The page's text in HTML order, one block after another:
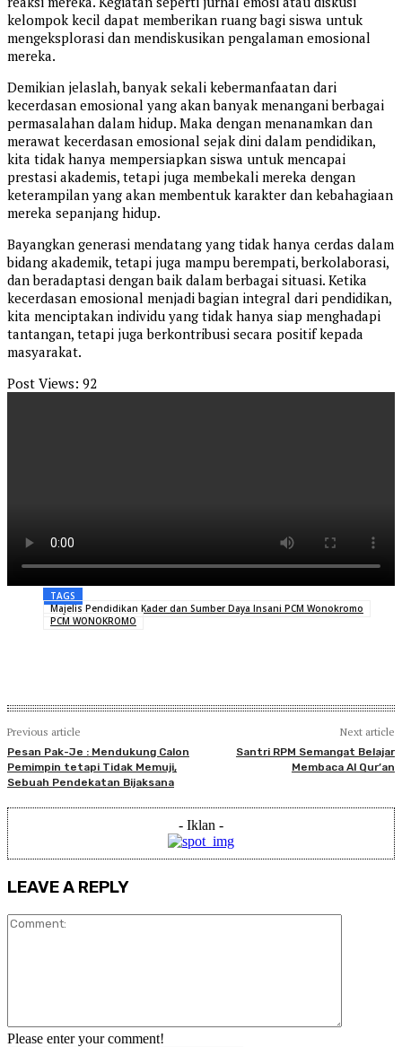
kelompok kecil dapat memberikan ruang bagi siswa untuk
mengeksplorasi dan mendiskusikan pengalaman emosional
mereka.
Demikian jelaslah, banyak sekali kebermanfaatan dari
kecerdasan emosional yang akan banyak menangani berbagai
permasalahan dalam hidup. Maka dengan menanamkan dan
merawat kecerdasan emosional sejak dini dalam pendidikan,
kita tidak hanya mempersiapkan siswa untuk mencapai
prestasi akademis, tetapi juga membekali mereka dengan
keterampilan yang akan membentuk karakter dan kebahagiaan
mereka sepanjang hidup.
Bayangkan generasi mendatang yang tidak hanya cerdas dalam
bidang akademik, tetapi juga mampu berempati, berkolaborasi,
dan beradaptasi dengan baik dalam berbagai situasi. Ketika
kecerdasan emosional menjadi bagian integral dari pendidikan,
kita menciptakan individu yang tidak hanya siap menghadapi
tantangan, tetapi juga berkontribusi secara positif kepada
masyarakat.
Post Views: 92
TAGS
Majelis Pendidikan Kader dan Sumber Daya Insani PCM Wonokromo
PCM WONOKROMO
Previous article
Pesan Pak-Je : Mendukung Calon
Pemimpin tetapi Tidak Memuji,
Sebuah Pendekatan Bijaksana
Next article
Santri RPM Semangat Belajar
Membaca Al Qur’an
- Iklan -
LEAVE A REPLY
Please enter your comment!